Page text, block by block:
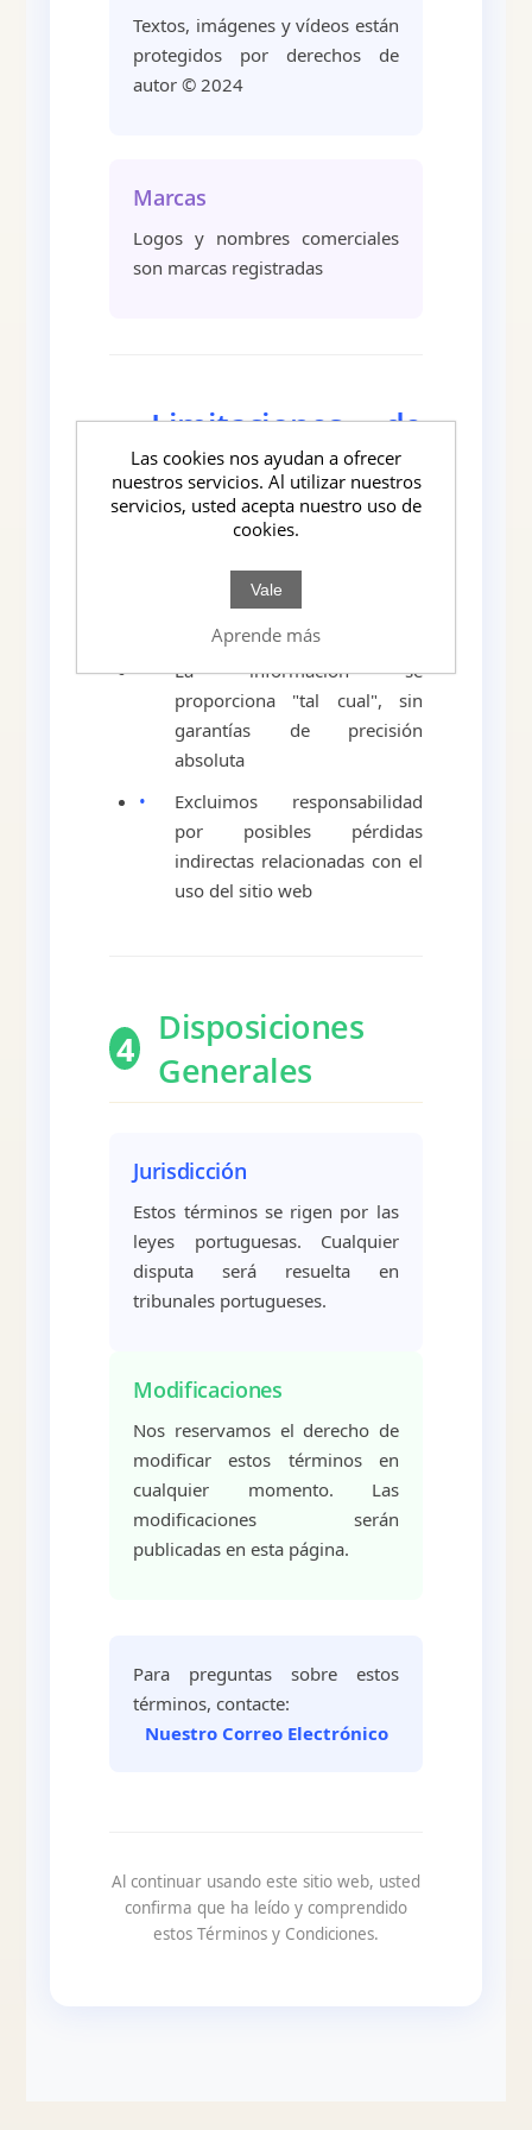
Textos, imágenes y vídeos están
protegidos por derechos de
autor © 2024
Marcas
Logos y nombres comerciales
son marcas registradas
Limitaciones de
Responsabilidad
No nos hacemos
responsables de los
contenidos de sitios externos
con enlaces en nuestro portal
•
La información se
proporciona "tal cual", sin
garantías de precisión
absoluta
•
Excluimos responsabilidad
por posibles pérdidas
indirectas relacionadas con el
uso del sitio web
4
Disposiciones
Generales
Jurisdicción
Estos términos se rigen por las
leyes portuguesas. Cualquier
disputa será resuelta en
tribunales portugueses.
Modificaciones
Nos reservamos el derecho de
modificar estos términos en
cualquier momento. Las
modificaciones serán
publicadas en esta página.
Para preguntas sobre estos
términos, contacte:
Nuestro Correo Electrónico
Al continuar usando este sitio web, usted
confirma que ha leído y comprendido
estos Términos y Condiciones.
Las cookies nos ayudan a ofrecer
nuestros servicios. Al utilizar nuestros
servicios, usted acepta nuestro uso de
cookies.
Vale
Aprende más